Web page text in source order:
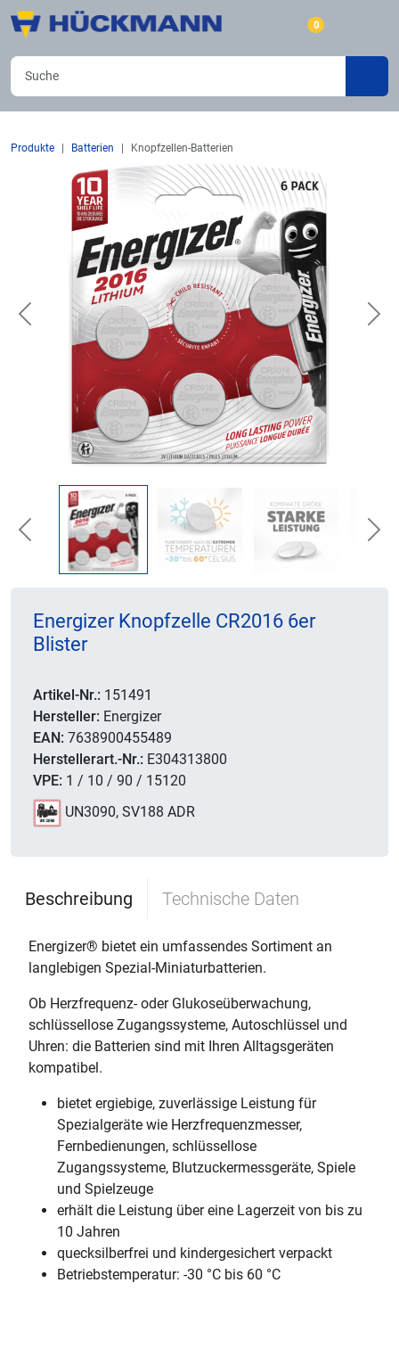
0
Produkte Batterien Knopfzellen-Batterien
Previous
Previous
Energizer Knopfzelle CR2016 6er
Blister
Artikel-Nr.: 151491
Hersteller: Energizer
EAN: 7638900455489
Herstellerart.-Nr.: E304313800
VPE: 1 / 10 / 90 / 15120
UN3090, SV188 ADR
Beschreibung Technische Daten
Energizer® bietet ein umfassendes Sortiment an
langlebigen Spezial-Miniaturbatterien.
Ob Herzfrequenz- oder Glukoseüberwachung,
schlüssellose Zugangssysteme, Autoschlüssel und
Uhren: die Batterien sind mit Ihren Alltagsgeräten
kompatibel.
bietet ergiebige, zuverlässige Leistung für
Spezialgeräte wie Herzfrequenzmesser,
Fernbedienungen, schlüssellose
Zugangssysteme, Blutzuckermessgeräte, Spiele
und Spielzeuge
erhält die Leistung über eine Lagerzeit von bis zu
10 Jahren
quecksilberfrei und kindergesichert verpackt
Betriebstemperatur: -30 °C bis 60 °C